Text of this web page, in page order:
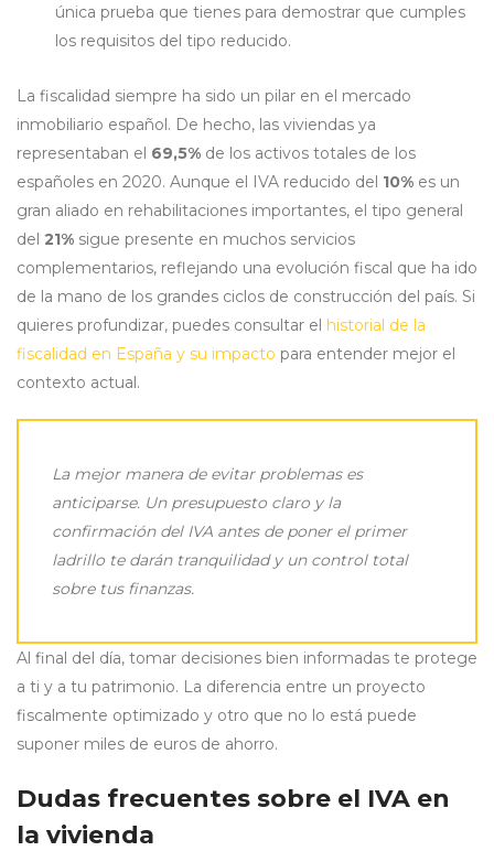
única prueba que tienes para demostrar que cumples
los requisitos del tipo reducido.
La fiscalidad siempre ha sido un pilar en el mercado
inmobiliario español. De hecho, las viviendas ya
representaban el 69,5% de los activos totales de los
españoles en 2020. Aunque el IVA reducido del 10% es un
gran aliado en rehabilitaciones importantes, el tipo general
del 21% sigue presente en muchos servicios
complementarios, reflejando una evolución fiscal que ha ido
de la mano de los grandes ciclos de construcción del país. Si
quieres profundizar, puedes consultar el historial de la
fiscalidad en España y su impacto para entender mejor el
contexto actual.
La mejor manera de evitar problemas es
anticiparse. Un presupuesto claro y la
confirmación del IVA antes de poner el primer
ladrillo te darán tranquilidad y un control total
sobre tus finanzas.
Al final del día, tomar decisiones bien informadas te protege
a ti y a tu patrimonio. La diferencia entre un proyecto
fiscalmente optimizado y otro que no lo está puede
suponer miles de euros de ahorro.
Dudas frecuentes sobre el IVA en
la vivienda